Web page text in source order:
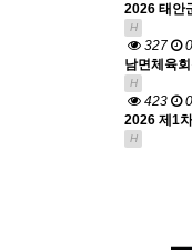
2026 태안
H
327
남면체육
H
423
2026 제1
H